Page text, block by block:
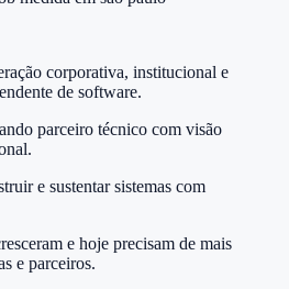
corporativa, institucional e
de software.
parceiro técnico com visão
e sustentar sistemas com
e hoje precisam de mais
e parceiros.